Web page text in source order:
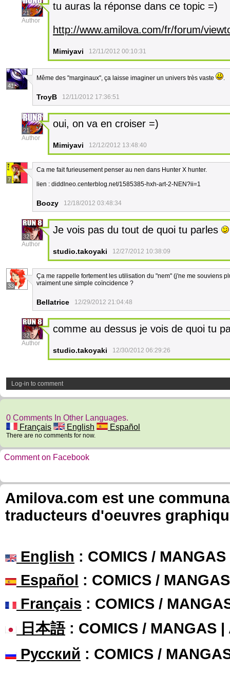
21
Author
tu auras la réponse dans ce topic =)
http://www.amilova.com/fr/forum/
Mimiyavi 12/11/2012 00:10:31
41
Même des "marginaux", ça laisse imaginer un univers très vaste .
TroyB 12/11/2012 17:36:51
21
Author
oui, on va en croiser =)
Mimiyavi 12/12/2012 13:48:40
7
Ca me fait furieusement penser au nen dans Hunter X hunter.
lien : diddlneo.centerblog.net/1585385-hxh-art-2-NEN?ii=1
Boozy 12/18/2012 03:48:34
32
Author
Je vois pas du tout de quoi tu parles
studio.takoyaki 12/27/2012 10:38:09
33
Ça me rappelle fortement les utilisation du "nem" (j'ne me souviens
vraiment une simple coïncidence ?
Bellatrice 12/29/2012 21:04:48
32
Author
comme au dessus je vois de quoi tu
studio.takoyaki 12/30/2012 06:29:26
Log-in to comment
0 Comments In Other Languages.
Français
English Español
There are no comments for now.
Comment on Facebook
Amilova.com est une
traducteurs d'oeuvres
English : COMICS /
Español : COMICS /
Français : COMICS /
日本語: COMICS / MANGAS |
Русский : COMICS /